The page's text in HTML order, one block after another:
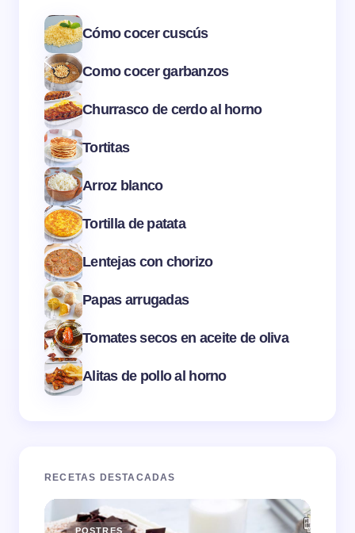
Cómo cocer cuscús
Como cocer garbanzos
Churrasco de cerdo al horno
Tortitas
Arroz blanco
Tortilla de patata
Lentejas con chorizo
Papas arrugadas
Tomates secos en aceite de oliva
Alitas de pollo al horno
RECETAS DESTACADAS
POSTRES